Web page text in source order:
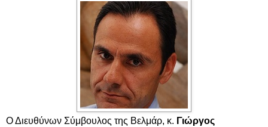
Ο Διευθύνων Σύμβουλος της Βελμάρ, κ. Γιώργος